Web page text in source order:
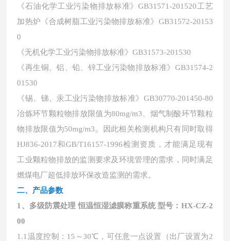
《石油化学工业污染物排放标准》GB31571-201520工艺
加热炉《合成树脂工业污染物排放标准》GB31572-20153
0
《无机化学工业污染物排放标准》GB31573-201530
《再生铜、铝、铅、锌工业污染物排放标准》 GB31574-2
01530
《锡、锑、汞工业污染物排放标准》 GB30770-201450-80
冶炼环节颗粒物排放限值为80mg/m3、烟气制酸环节颗粒
物排放限值为50mg/m3。因此相关检测机构只有同时取得
HJ836-2017和GB/T16157-1996检测资质，才能满足现有
工业颗粒物排放的监测要求及环境管理的需求，同时满足
燃煤电厂超低排放环保改造监测的需求。
二、产品参数
1、 多级防震处理 恒温恒湿滤膜称重系统型号：HX-CZ-2
00
1.1温度控制：15～30℃，可任意一点设置（出厂设置为2